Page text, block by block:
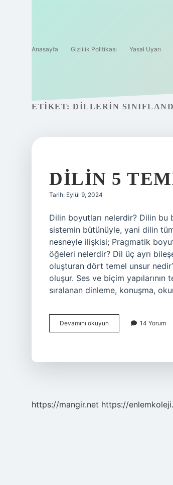
Anasayfa Gizlilik Politikası Yasal Uyarı
ETIKET: DILLERIN
DILIN 5
Tarih: Eylül 9, 2024
Dilin boyutları nelerdir? Dilin bu
sistemin bütünüyle, yani dilin
nesneyle ilişkisi; Pragmatik
öğeleri nelerdir? Dil üç ayrı
oluşturan dört temel unsur
oluşur. Ses ve biçim
sıralanan dinleme, konuşma,
Devamını okuyun
5
14 Yorum
https://mangir.net https://